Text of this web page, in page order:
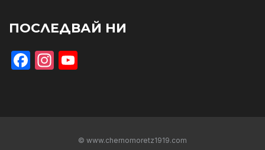
ПОСЛЕДВАЙ НИ
Facebook
Instagram
© www.chernomoretz1919.com